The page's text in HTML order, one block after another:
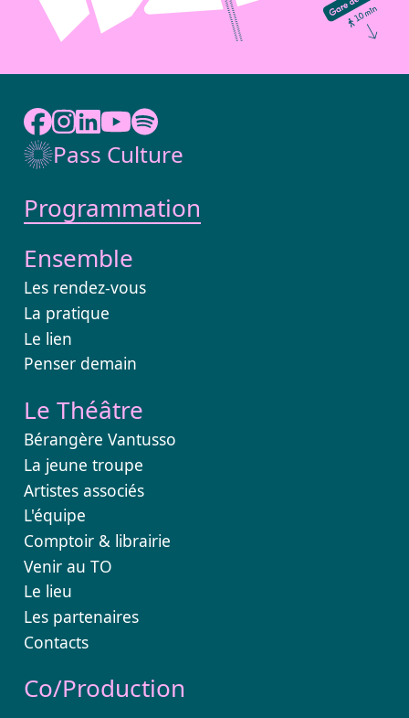
Pass Culture
Programmation
Ensemble
Les rendez-vous
La pratique
Le lien
Penser demain
Le Théâtre
Bérangère Vantusso
La jeune troupe
Artistes associés
L'équipe
Comptoir & librairie
Venir au TO
Le lieu
Les partenaires
Contacts
Co/Production